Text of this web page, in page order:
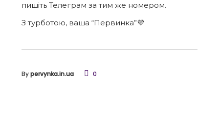
пишіть Телеграм за тим же номером.
З турботою, ваша “Первинка”💜
Bypervynka.in.ua 0